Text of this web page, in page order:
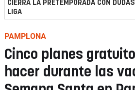
CIERRA LA PRETEMPORADA CON
LIGA
PAMPLONA
Cinco planes
hacer durante las